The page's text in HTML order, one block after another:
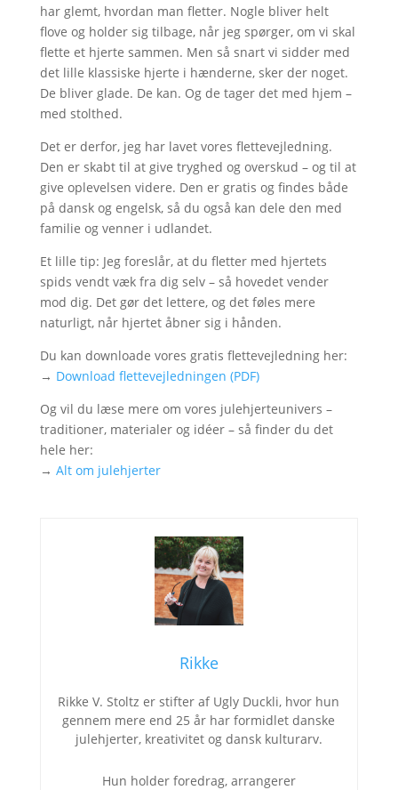
har glemt, hvordan man fletter. Nogle bliver helt
flove og holder sig tilbage, når jeg spørger, om vi skal
flette et hjerte sammen. Men så snart vi sidder med
det lille klassiske hjerte i hænderne, sker der noget.
De bliver glade. De kan. Og de tager det med hjem –
med stolthed.
Det er derfor, jeg har lavet vores flettevejledning.
Den er skabt til at give tryghed og overskud – og til at
give oplevelsen videre. Den er gratis og findes både
på dansk og engelsk, så du også kan dele den med
familie og venner i udlandet.
Et lille tip: Jeg foreslår, at du fletter med hjertets
spids vendt væk fra dig selv – så hovedet vender
mod dig. Det gør det lettere, og det føles mere
naturligt, når hjertet åbner sig i hånden.
Du kan downloade vores gratis flettevejledning her:
→ Download flettevejledningen (PDF)
Og vil du læse mere om vores julehjerteunivers –
traditioner, materialer og idéer – så finder du det
hele her:
→ Alt om julehjerter
Rikke
Rikke V. Stoltz er stifter af Ugly Duckli, hvor hun
gennem mere end 25 år har formidlet danske
julehjerter, kreativitet og dansk kulturarv.
Hun holder foredrag, arrangerer